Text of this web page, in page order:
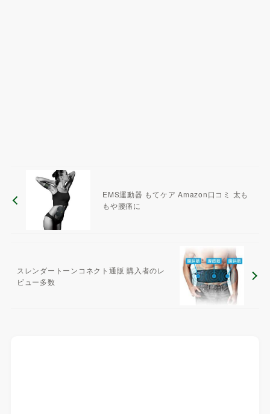
EMS運動器 もてケア Amazon口コミ 太も
もや腰痛に
スレンダートーンコネクト通販 購入者のレ
ビュー多数